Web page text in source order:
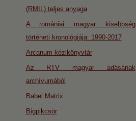
(RMIL) teljes anyaga
A romániai magyar kisebbség
történeti kronológiája: 1990-2017
Arcanum kézikönyvtár
Az RTV magyar adásának
archívumából
Babel Matrix
Bigpikcsör